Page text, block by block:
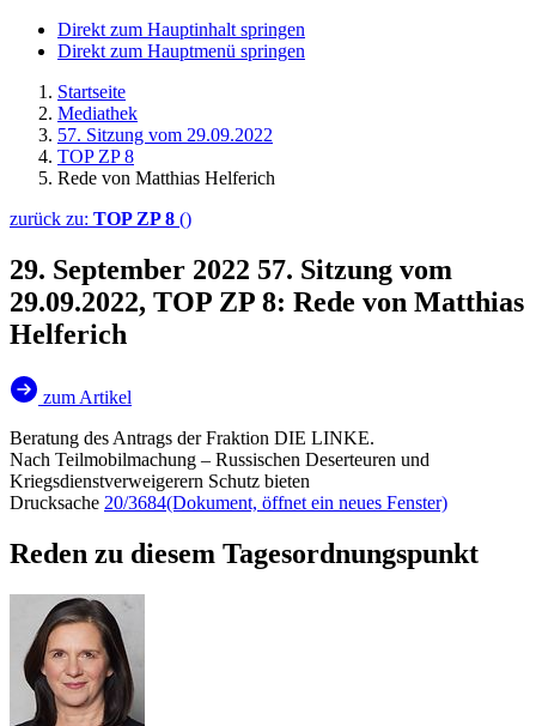
Direkt zum Hauptinhalt springen
Direkt zum Hauptmenü springen
Startseite
Mediathek
57. Sitzung vom 29.09.2022
TOP ZP 8
Rede von Matthias Helferich
zurück zu: TOP ZP 8 ()
29. September 2022 57. Sitzung vom
29.09.2022, TOP ZP 8: Rede von Matthias
Helferich
zum Artikel
Beratung des Antrags der Fraktion DIE LINKE.
Nach Teilmobilmachung – Russischen Deserteuren und
Kriegsdienstverweigerern Schutz bieten
Drucksache 20/3684(Dokument, öffnet ein neues Fenster)
Reden zu diesem Tagesordnungspunkt